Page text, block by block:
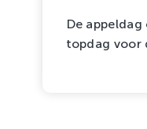
De appeldag
topdag